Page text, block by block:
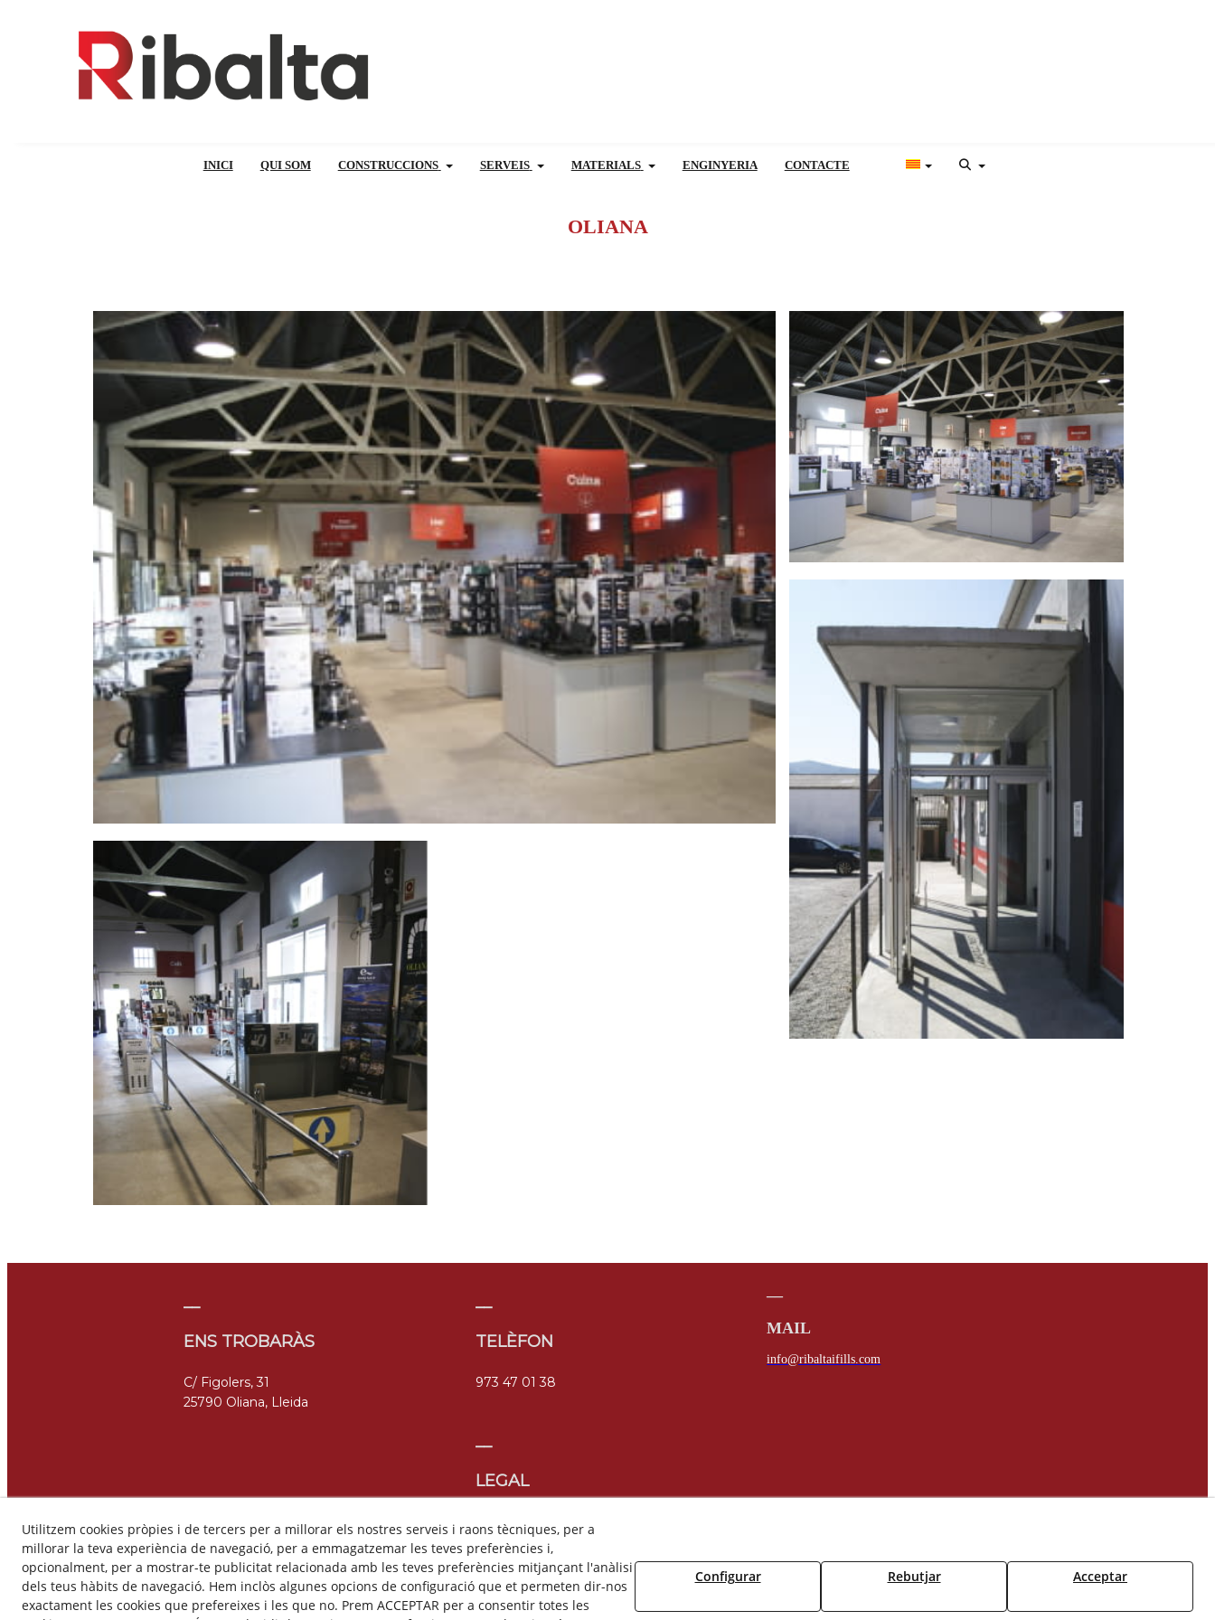
INICI QUI SOM CONSTRUCCIONS SERVEIS MATERIALS ENGINYERIA CONTACTE
OLIANA
__
ENS TROBARÀS
C/ Figolers, 31
25790 Oliana, Lleida
__
TELÈFON
973 47 01 38
MAIL
info@ribaltaifills.com
__
LEGAL
Política de privadesa
Política de cookies
Canal denuncies
Utilitzem cookies pròpies i de tercers per a millorar els nostres serveis i raons tècniques, per a
millorar la teva experiència de navegació, per a emmagatzemar les teves preferències i,
opcionalment, per a mostrar-te publicitat relacionada amb les teves preferències mitjançant l'anàlisi
dels teus hàbits de navegació. Hem inclòs algunes opcions de configuració que et permeten dir-nos
exactament les cookies que prefereixes i les que no. Prem ACCEPTAR per a consentir totes les
Configurar Rebutjar Acceptar